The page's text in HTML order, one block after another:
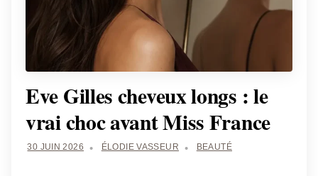
Eve Gilles cheveux longs : le
vrai choc avant Miss France
30 JUIN 2026 ÉLODIE VASSEUR BEAUTÉ